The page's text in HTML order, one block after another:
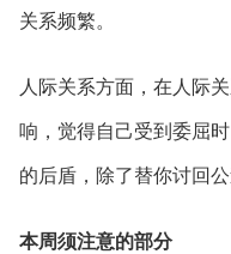
关系频繁。
人际关系方面，在人际
响，觉得自己受到委屈
的后盾，除了替你讨回
本周须注意的部分